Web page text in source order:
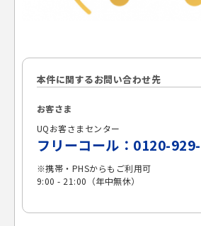
本件に関するお問い合わせ先
お客さま
UQお客さまセンター
フリーコール：0120-
※携帯・PHSからもご利用可
9:00 - 21:00（年中無休）